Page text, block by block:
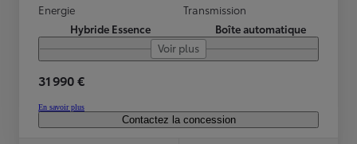
Energie
Hybride Essence
Transmission
Boîte automatique
Voir plus
31 990 €
En savoir plus
Contactez la concession